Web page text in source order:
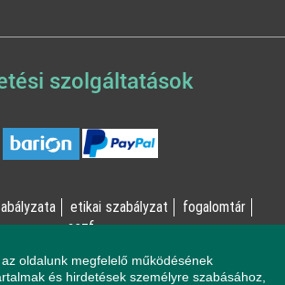
szolgáltatások
etikai szabályzat
fogalomtár
aszf
Kft. 2023 - Minden jog fenntartva!
oldalunk megfelelő működésének
és hirdetések személyre szabásához,